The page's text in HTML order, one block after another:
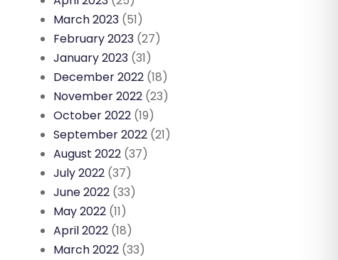
March 2023 (51)
February 2023 (27)
January 2023 (31)
December 2022 (18)
November 2022 (23)
October 2022 (19)
September 2022 (21)
August 2022 (37)
July 2022 (37)
June 2022 (33)
May 2022 (11)
April 2022 (18)
March 2022 (33)